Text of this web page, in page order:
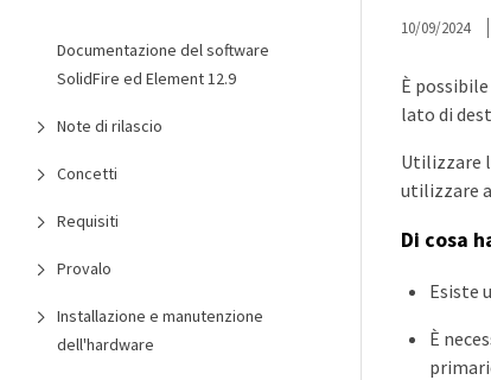
Documentazione del software
SolidFire ed Element 12.9
Note di rilascio
Concetti
Requisiti
Provalo
Installazione e manutenzione
dell'hardware
10/09/2024
È
lato di
Utilizzare
utilizzare
Di cosa
Esiste
È